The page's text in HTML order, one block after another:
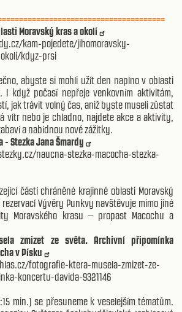
Moravský kras a okolí
kam-pojedete/jihomoravsky-
kdyz-prsi
abyste si mohli užít den naplno v oblasti
I když počasí nepřeje venkovním aktivitám,
jak trávit volný čas, aniž byste museli zůstat
vítr nebo je chladno, najdete akce a aktivity,
a nabídnou nové zážitky.
- Stezka Jana Šmardy
naucna-stezka-macocha-stezka-
částí chráněné krajinné oblasti Moravský
Vývěry Punkvy navštěvuje mimo jiné
Moravského krasu – propast Macochu a
zmizet ze světa. Archivní připomínka
v Písku
fotografie-ktera-musela-zmizet-ze-
koncertu-davida-9321146
min.) se přesuneme k veselejším tématům.